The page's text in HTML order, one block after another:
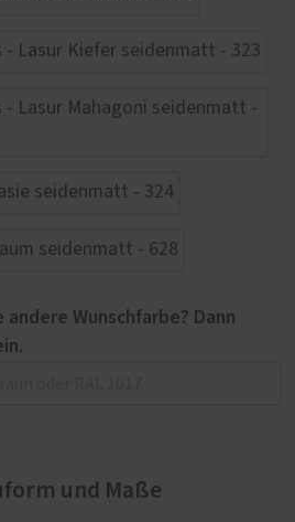
Wunschfarbe? Dann
und Maße